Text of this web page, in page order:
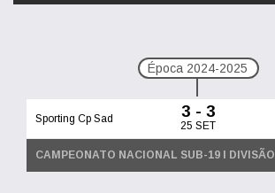
Época 2024-2025
Sporting Cp Sad 3 - 3
25 SET
CAMPEONATO NACIONAL SUB-19 I DIVISÃO